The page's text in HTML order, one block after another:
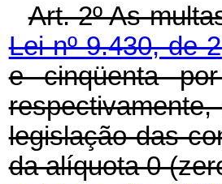
Art. 2º As
Lei nº 9.430, de
e cinqüenta
legislação das
da alíquota 0